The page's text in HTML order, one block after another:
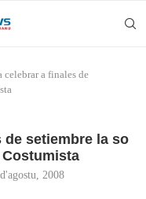
celebrar a finales de
de setiembre la so
Costumista
2008